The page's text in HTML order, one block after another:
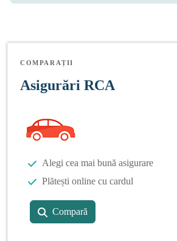
COMPARAȚII
Asigurări RCA
Alegi cea mai bună asigurare
Plătești online cu cardul
Compară